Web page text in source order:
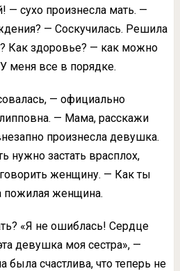
— сухо произнесла мать. —
— Соскучилась. Решила
Как здоровье? — как можно
меня все в порядке.
— официально
— Мама, расскажи
произнесла девушка.
нужно застать врасплох,
женщину. — Как ты
пожилая женщина.
«Я не ошиблась! Сердце
девушка моя сестра», —
была счастлива, что теперь не